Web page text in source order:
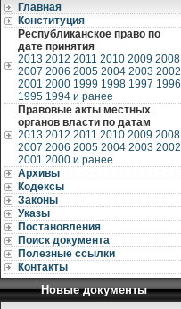
Главная
Конституция
Республиканское право по
дате принятия
2013 2012 2011 2010 2009 2008
2007 2006 2005 2004 2003 2002
2001 2000 1999 1998 1997 1996
1995 1994 и ранее
Правовые акты местных
органов власти по датам
2013 2012 2011 2010 2009 2008
2007 2006 2005 2004 2003 2002
2001 2000 и ранее
Архивы
Кодексы
Законы
Указы
Постановления
Поиск документа
Полезные ссылки
Контакты
Новые документы